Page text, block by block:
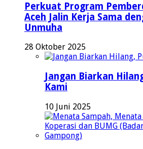
Perkuat Program
Aceh Jalin Kerja Sama
Unmuha
28 Oktober 2025
Jangan Biarkan
Kami
10 Juni 2025